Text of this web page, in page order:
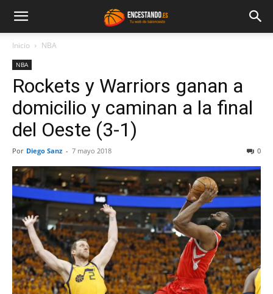
Inicio NBA
NBA
Rockets y Warriors ganan a
domicilio y caminan a la final
del Oeste (3-1)
Por Diego Sanz - 7 mayo 2018 0